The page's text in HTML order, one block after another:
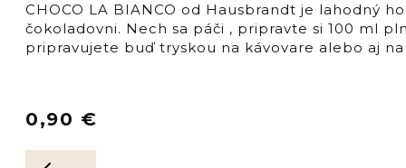
CHOCO LA BIANCO od Hausbrandt je lahodný
čokoladovni. Nech sa páči , pripravte si 100 ml
pripravujete buď tryskou na kávovare alebo aj
0,90 €